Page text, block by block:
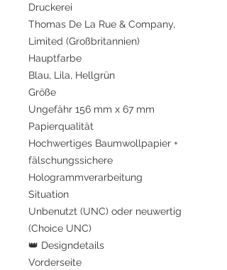
Druckerei
Thomas De La Rue & Company,
Limited (Großbritannien)
Hauptfarbe
Blau, Lila, Hellgrün
Größe
Ungefähr 156 mm x 67 mm
Papierqualität
Hochwertiges Baumwollpapier +
fälschungssichere
Hologrammverarbeitung
Situation
Unbenutzt (UNC) oder neuwertig
(Choice UNC)
👑 Designdetails
Vorderseite